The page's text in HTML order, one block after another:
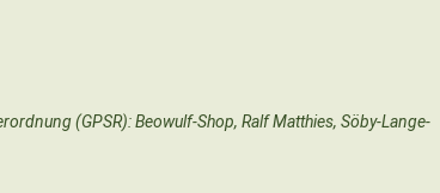
(GPSR): Beowulf-Shop, Ralf Matthies, Söby-Lange-